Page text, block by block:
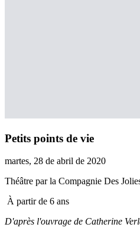
Petits points de vie
martes, 28 de abril de 2020
Théâtre par la Compagnie Des
À partir de 6 ans
D'après l'ouvrage de Catherine